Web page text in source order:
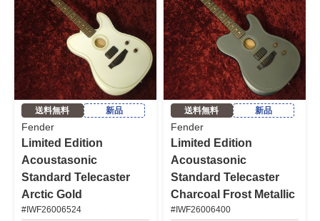
送料無料 新品
Fender
Limited Edition
Acoustasonic
Standard Telecaster
Arctic Gold
#IWF26006524
送料無料 新品
Fender
Limited Edition
Acoustasonic
Standard Telecaster
Charcoal Frost Metallic
#IWF26006400